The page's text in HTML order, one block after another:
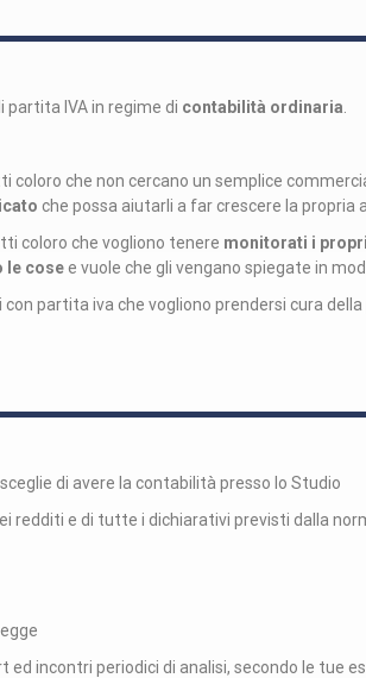
partita IVA in regime di contabilità ordinaria
coloro che non cercano un semplice
che possa aiutarli a far crescere la propria
coloro che vogliono tenere monitorati i
le cosee vuole che gli vengano spiegate in
partita iva che vogliono prendersi cura della
di avere la contabilità presso lo Studio
redditi e di tutte i dichiarativi previsti dalla
ed incontri periodici di analisi, secondo le tue